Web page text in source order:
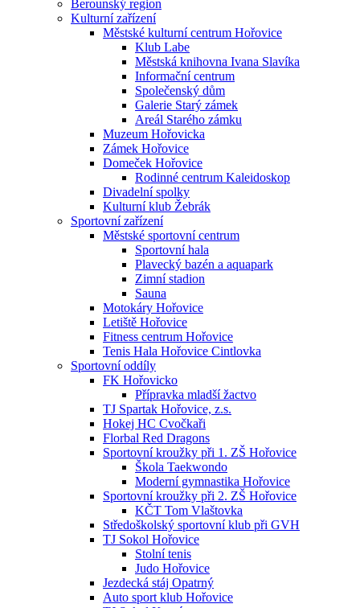
Berounský region
Kulturní zařízení
Městské kulturní centrum Hořovice
Klub Labe
Městská knihovna Ivana Slavíka
Informační centrum
Společenský dům
Galerie Starý zámek
Areál Starého zámku
Muzeum Hořovicka
Zámek Hořovice
Domeček Hořovice
Rodinné centrum Kaleidoskop
Divadelní spolky
Kulturní klub Žebrák
Sportovní zařízení
Městské sportovní centrum
Sportovní hala
Plavecký bazén a aquapark
Zimní stadion
Sauna
Motokáry Hořovice
Letiště Hořovice
Fitness centrum Hořovice
Tenis Hala Hořovice Cintlovka
Sportovní oddíly
FK Hořovicko
Přípravka mladší žactvo
TJ Spartak Hořovice, z.s.
Hokej HC Cvočkaři
Florbal Red Dragons
Sportovní kroužky při 1. ZŠ Hořovice
Škola Taekwondo
Moderní gymnastika Hořovice
Sportovní kroužky při 2. ZŠ Hořovice
KČT Tom Vlaštovka
Středoškolský sportovní klub při GVH
TJ Sokol Hořovice
Stolní tenis
Judo Hořovice
Jezdecká stáj Opatrný
Auto sport klub Hořovice